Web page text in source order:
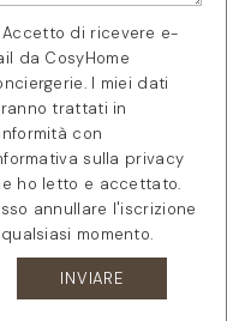
Accetto di ricevere e-
da CosyHome
I miei dati
trattati in
con
sulla privacy
ho letto e accettato.
annullare l'iscrizione
momento.
INVIARE